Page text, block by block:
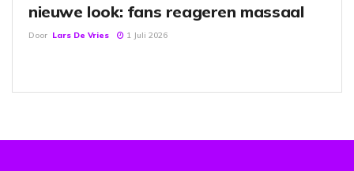
nieuwe look: fans reageren massaal
Door Lars De Vries 1 Juli 2026